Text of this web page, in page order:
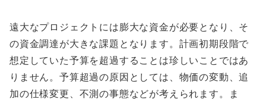
遠大なプロジェクトには膨大な資金が必要となり、そ
の資金調達が大きな課題となります。計画初期段階で
想定していた予算を超過することは珍しいことではあ
りません。予算超過の原因としては、物価の変動、追
加の仕様変更、不測の事態などが考えられます。ま